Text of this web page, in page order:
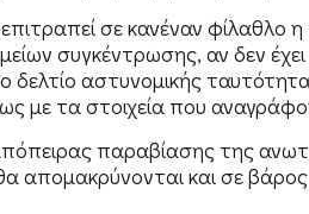
σε κανέναν φίλαθλο
συγκέντρωσης, αν δεν
δελτίο αστυνομικής
με τα στοιχεία που
παραβίασης της
απομακρύνονται και σε